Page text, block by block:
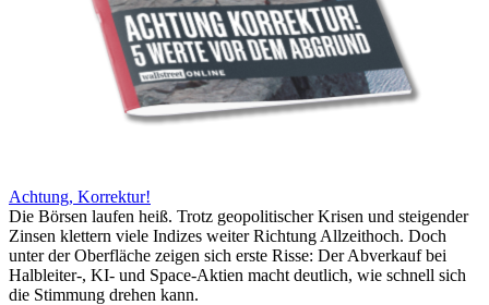
Achtung, Korrektur!
Die Börsen laufen heiß. Trotz geopolitischer Krisen und steigender
Zinsen klettern viele Indizes weiter Richtung Allzeithoch. Doch
unter der Oberfläche zeigen sich erste Risse: Der Abverkauf bei
Halbleiter-, KI- und Space-Aktien macht deutlich, wie schnell sich
die Stimmung drehen kann.